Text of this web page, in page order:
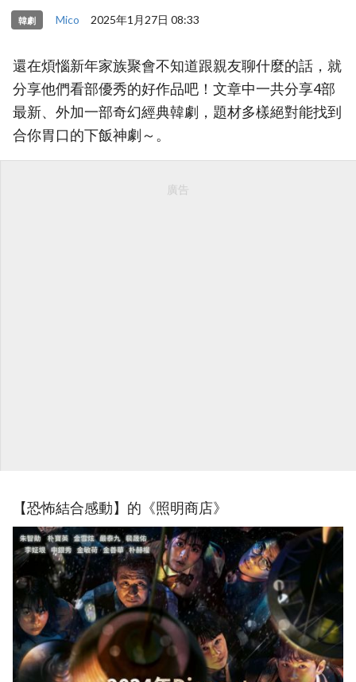
韓劇 Mico 2025年1月27日 08:33
還在煩惱新年家族聚會不知道跟親友聊什麼的話，就
分享他們看部優秀的好作品吧！文章中一共分享4部
最新、外加一部奇幻經典韓劇，題材多樣絕對能找到
合你胃口的下飯神劇～。
廣告
【恐怖結合感動】的《照明商店》